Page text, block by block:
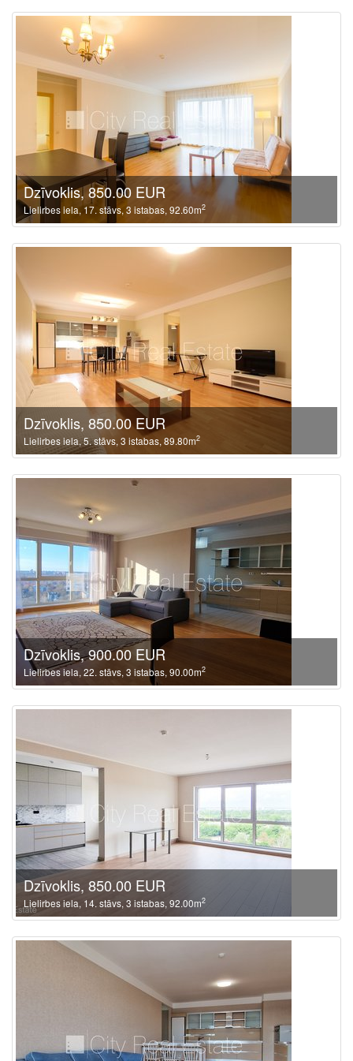
Dzīvoklis, 850.00 EUR
Lielirbes iela, 17. stāvs, 3 istabas, 92.60m2
Dzīvoklis, 850.00 EUR
Lielirbes iela, 5. stāvs, 3 istabas, 89.80m2
Dzīvoklis, 900.00 EUR
Lielirbes iela, 22. stāvs, 3 istabas, 90.00m2
Dzīvoklis, 850.00 EUR
Lielirbes iela, 14. stāvs, 3 istabas, 92.00m2